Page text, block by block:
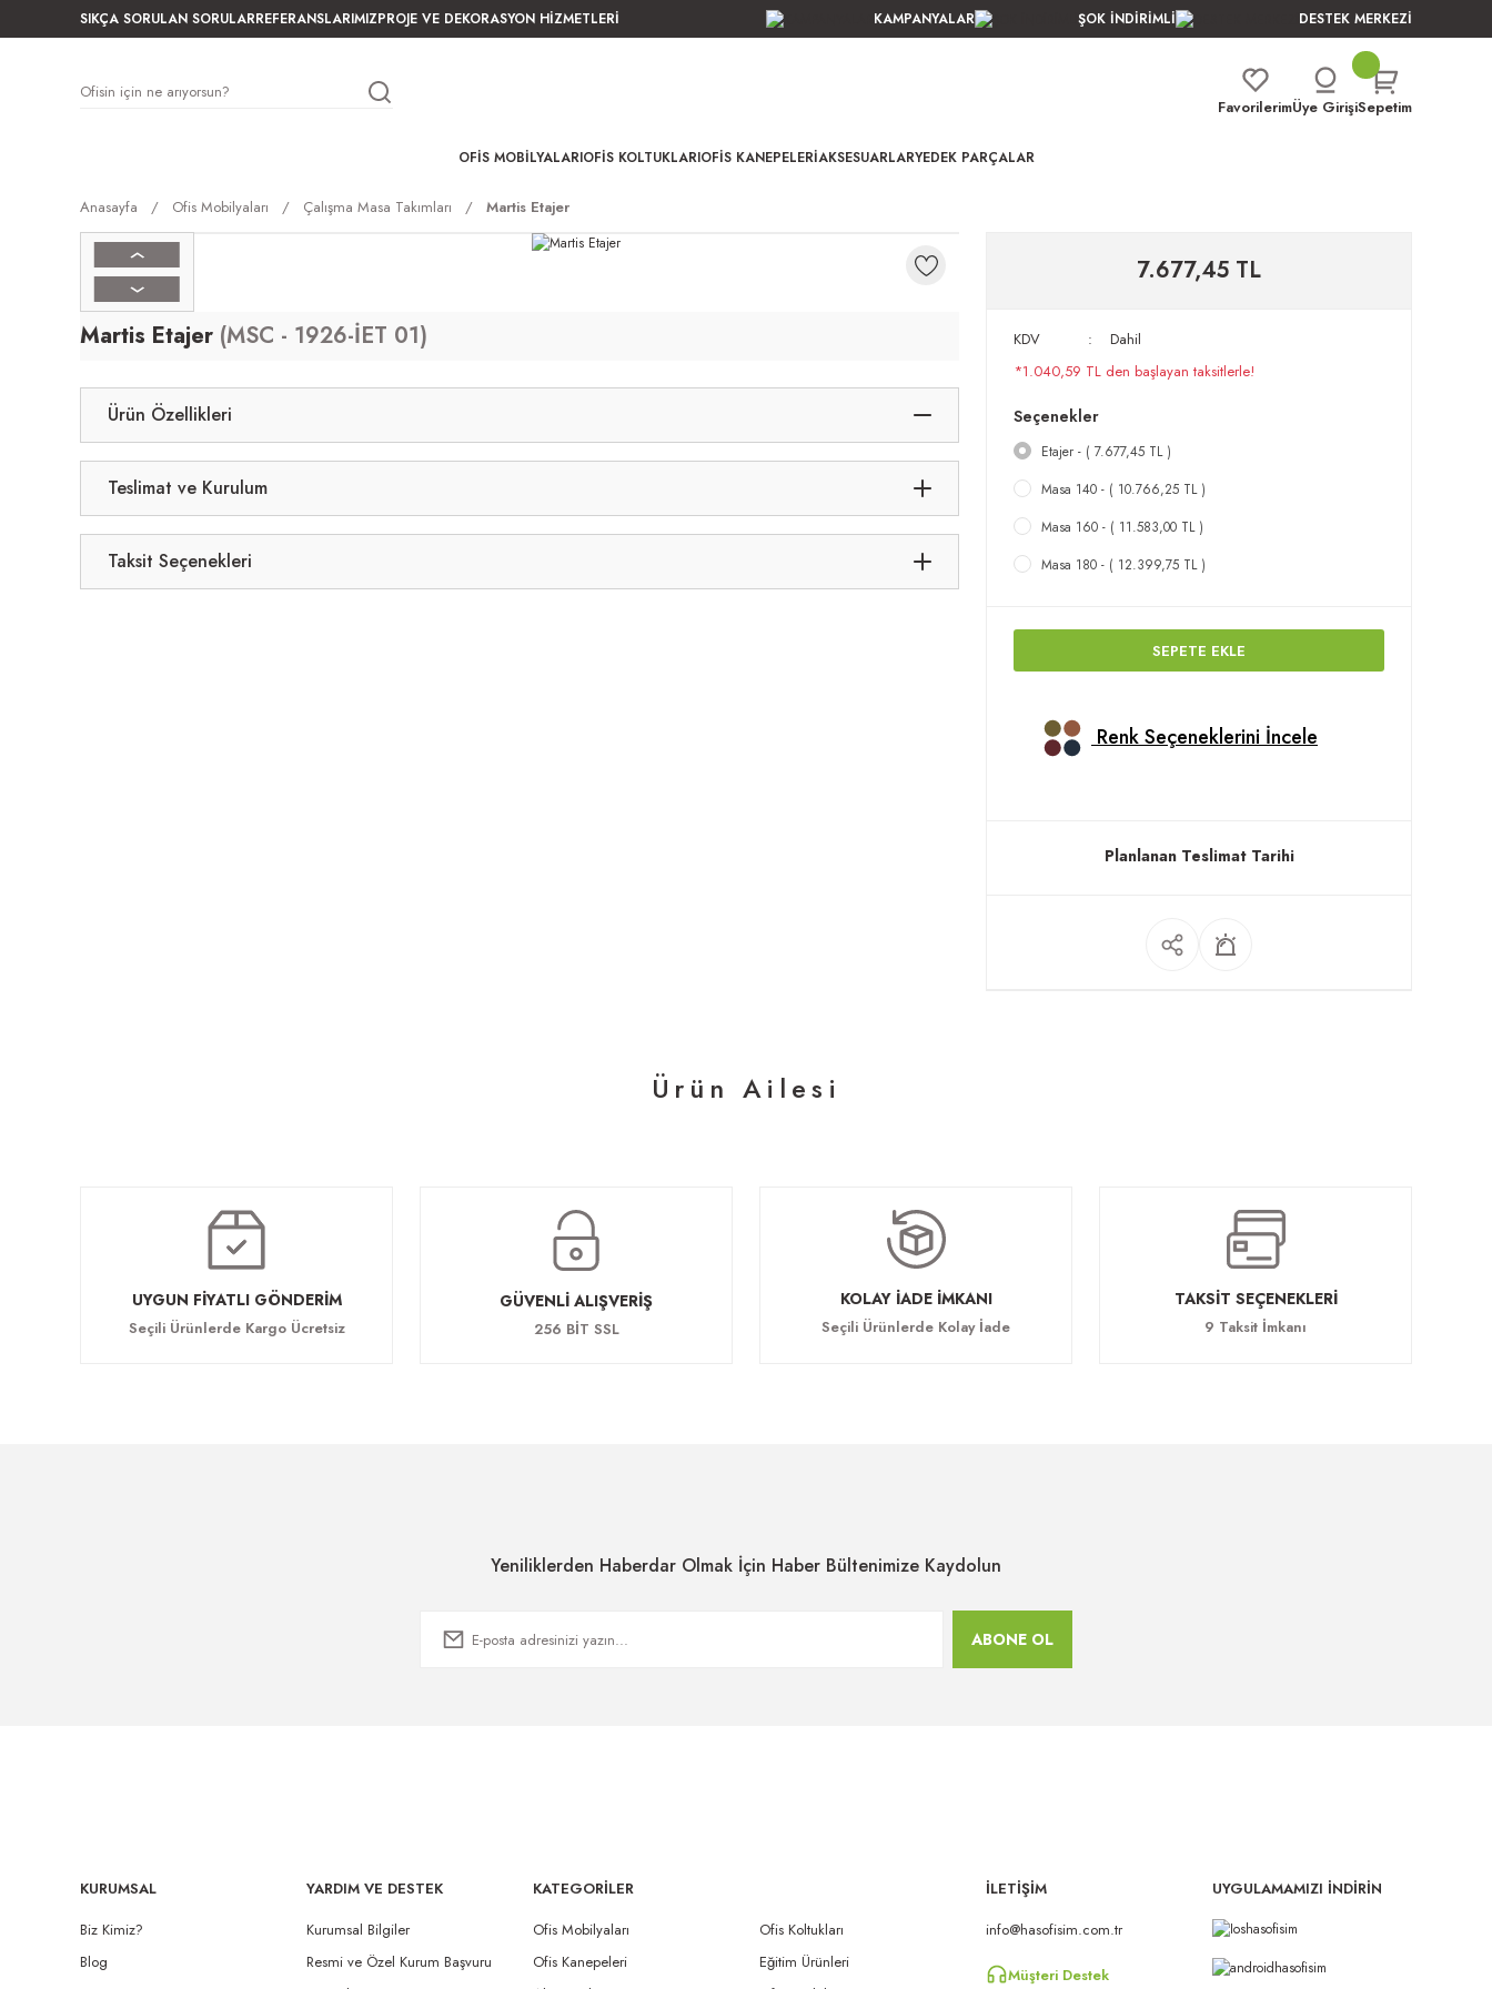
SIKÇA SORULAN SORULARREFERANSLARIMIZPROJE VE DEKORASYON HİZMETLERİ KAMPANYALAR ŞOK İNDİRİMLİ DESTEK MERKEZİ
FavorilerimÜye GirişiSepetim
OFIS MOBILYALARIOFIS KOLTUKLARIOFIS KANEPELERIAKSESUARLARYEDEK PARÇALAR
Anasayfa Ofis Mobilyaları Çalışma Masa Takımları Martis Etajer
Martis Etajer (MSC - 1926-İET 01)
Ürün Özellikleri
Teslimat ve Kurulum
Taksit Seçenekleri
7.677,45 TL
KDV
Dahil
*1.040,59 TL den başlayan taksitlerle!
Seçenekler
Etajer - ( 7.677,45 TL )
Masa 140 - ( 10.766,25 TL )
Masa 160 - ( 11.583,00 TL )
Masa 180 - ( 12.399,75 TL )
SEPETE EKLE
Renk Seçeneklerini İncele
Planlanan Teslimat Tarihi
Ürün Ailesi
23.166,00 TL 19.423,80 TL 30.204,90 TL
UYGUN FİYATLI GÖNDERİM
Seçili Ürünlerde Kargo Ücretsiz
GÜVENLİ ALIŞVERİŞ
256 BİT SSL
KOLAY İADE İMKANI
Seçili Ürünlerde Kolay İade
TAKSİT SEÇENEKLERİ
9 Taksit İmkanı
Yeniliklerden Haberdar Olmak İçin Haber Bültenimize Kaydolun
ABONE OL
KURUMSAL
Biz Kimiz?
Blog
YARDIM VE DESTEK
Kurumsal Bilgiler
Resmi ve Özel Kurum Başvuru
KATEGORİLER
Ofis Mobilyaları
Ofis Koltukları
Ofis Kanepeleri
Eğitim Ürünleri
İLETİŞİM
info@hasofisim.com.tr
Müşteri Destek
UYGULAMAMIZI İNDİRİN